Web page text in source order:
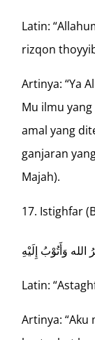
Latin:
rizqon
Artinya: “Ya
Mu ilmu
amal yang
ganjaran
Majah).
Istighfar
الله وَأَتُوْبُ إِلَيْهِ
Latin:
Artinya: